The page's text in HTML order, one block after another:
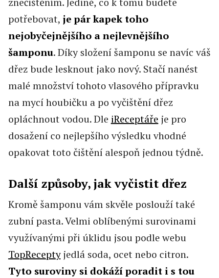
potřebovat, je pár kapek toho
nejobyčejnějšího a nejlevnějšího
šamponu. Díky složení šamponu se navíc váš
dřez bude lesknout jako nový. Stačí nanést
malé množství tohoto vlasového přípravku
na mycí houbičku a po vyčištění dřez
opláchnout vodou. Dle iReceptáře je pro
dosažení co nejlepšího výsledku vhodné
opakovat toto čištění alespoň jednou týdně.
Další způsoby, jak vyčistit dřez
Kromě šamponu vám skvěle poslouží také
zubní pasta. Velmi oblíbenými surovinami
využívanými při úklidu jsou podle webu
TopReceptyjedlá soda, ocet nebo citron.
Tyto suroviny si dokáží poradit i s tou